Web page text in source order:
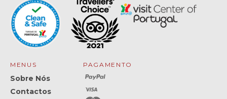
MENUS
Sobre Nós
Contactos
PAGAMENTO